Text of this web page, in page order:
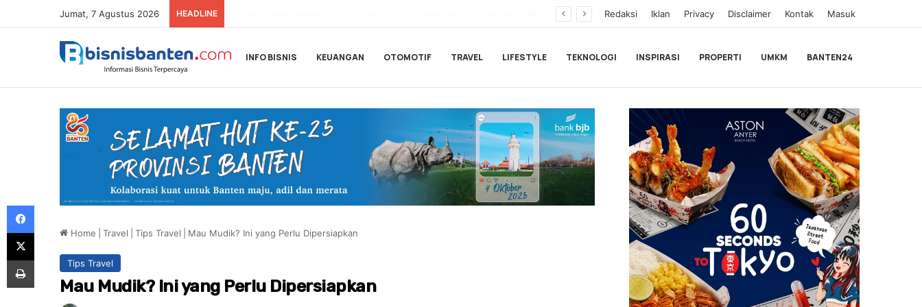
Jumat, 7 Agustus 2026 HEADLINE Redaksi Iklan Privacy Disclaimer Kontak Masuk
INFO BISNIS KEUANGAN OTOMOTIF TRAVEL LIFESTYLE TEKNOLOGI INSPIRASI PROPERTI UMKM BANTEN24
Home Travel Tips Travel Mau Mudik? Ini yang Perlu Dipersiapkan
Tips Travel
Mau Mudik? Ini yang Perlu Dipersiapkan
Facebook